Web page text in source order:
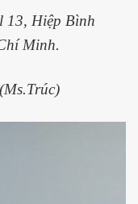
13, Hiệp Bình
Minh.